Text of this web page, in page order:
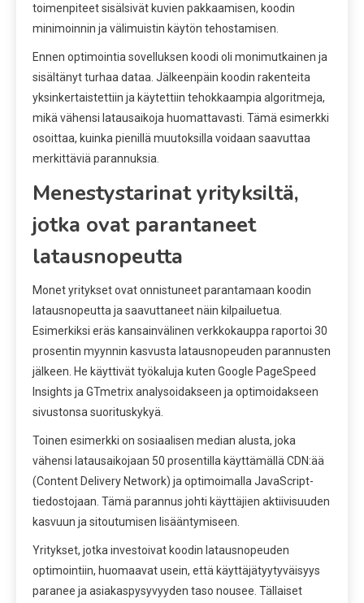
toimenpiteet sisälsivät kuvien pakkaamisen, koodin
minimoinnin ja välimuistin käytön tehostamisen.
Ennen optimointia sovelluksen koodi oli monimutkainen ja
sisältänyt turhaa dataa. Jälkeenpäin koodin rakenteita
yksinkertaistettiin ja käytettiin tehokkaampia algoritmeja,
mikä vähensi latausaikoja huomattavasti. Tämä esimerkki
osoittaa, kuinka pienillä muutoksilla voidaan saavuttaa
merkittäviä parannuksia.
Menestystarinat yrityksiltä,
jotka ovat parantaneet
latausnopeutta
Monet yritykset ovat onnistuneet parantamaan koodin
latausnopeutta ja saavuttaneet näin kilpailuetua.
Esimerkiksi eräs kansainvälinen verkkokauppa raportoi 30
prosentin myynnin kasvusta latausnopeuden parannusten
jälkeen. He käyttivät työkaluja kuten Google PageSpeed
Insights ja GTmetrix analysoidakseen ja optimoidakseen
sivustonsa suorituskykyä.
Toinen esimerkki on sosiaalisen median alusta, joka
vähensi latausaikojaan 50 prosentilla käyttämällä CDN:ää
(Content Delivery Network) ja optimoimalla JavaScript-
tiedostojaan. Tämä parannus johti käyttäjien aktiivisuuden
kasvuun ja sitoutumisen lisääntymiseen.
Yritykset, jotka investoivat koodin latausnopeuden
optimointiin, huomaavat usein, että käyttäjätyytyväisyys
paranee ja asiakaspysyvyyden taso nousee. Tällaiset